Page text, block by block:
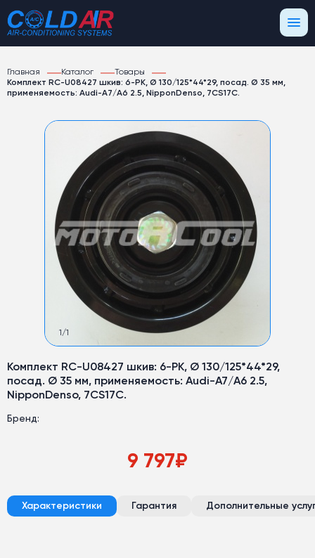
Главная Каталог
Товары
Комплект RC-U08427 шкив: 6-PK, Ø 130/125*44*29, посад. Ø 35 мм,
применяемость: Audi-A7/A6 2.5, NipponDenso, 7CS17C.
1 /1
Комплект RC-U08427 шкив: 6-PK, Ø 130/125*44*29,
посад. Ø 35 мм, применяемость: Audi-A7/A6 2.5,
NipponDenso, 7CS17C.
Бренд:
9 797₽
Характеристики Гарантия Дополнительные